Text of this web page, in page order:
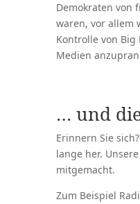
Demokraten von
waren, vor allem
Kontrolle von
Medien
… und
Erinnern Sie
lange her.
mitgemacht.
Zum Beispiel